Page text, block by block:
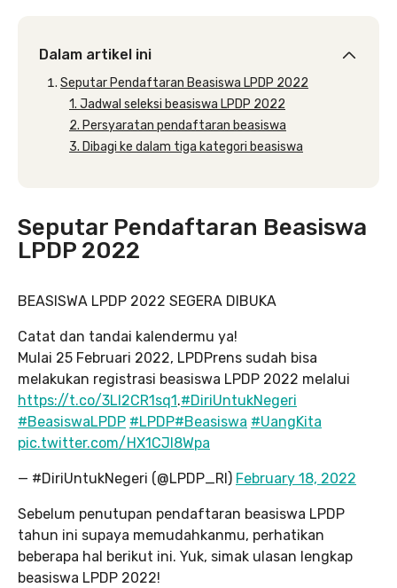
Dalam artikel ini
Seputar Pendaftaran Beasiswa LPDP 2022
1. Jadwal seleksi beasiswa LPDP 2022
2. Persyaratan pendaftaran beasiswa
3. Dibagi ke dalam tiga kategori beasiswa
Seputar Pendaftaran Beasiswa
LPDP 2022
BEASISWA LPDP 2022 SEGERA DIBUKA
Catat dan tandai kalendermu ya!
Mulai 25 Februari 2022, LPDPrens sudah bisa
melakukan registrasi beasiswa LPDP 2022 melalui
https://t.co/3Ll2CR1sq1.#DiriUntukNegeri
#BeasiswaLPDP #LPDP#Beasiswa #UangKita
pic.twitter.com/HX1CJl8Wpa
— #DiriUntukNegeri (@LPDP_RI) February 18, 2022
Sebelum penutupan pendaftaran beasiswa LPDP
tahun ini supaya memudahkanmu, perhatikan
beberapa hal berikut ini. Yuk, simak ulasan lengkap
beasiswa LPDP 2022!